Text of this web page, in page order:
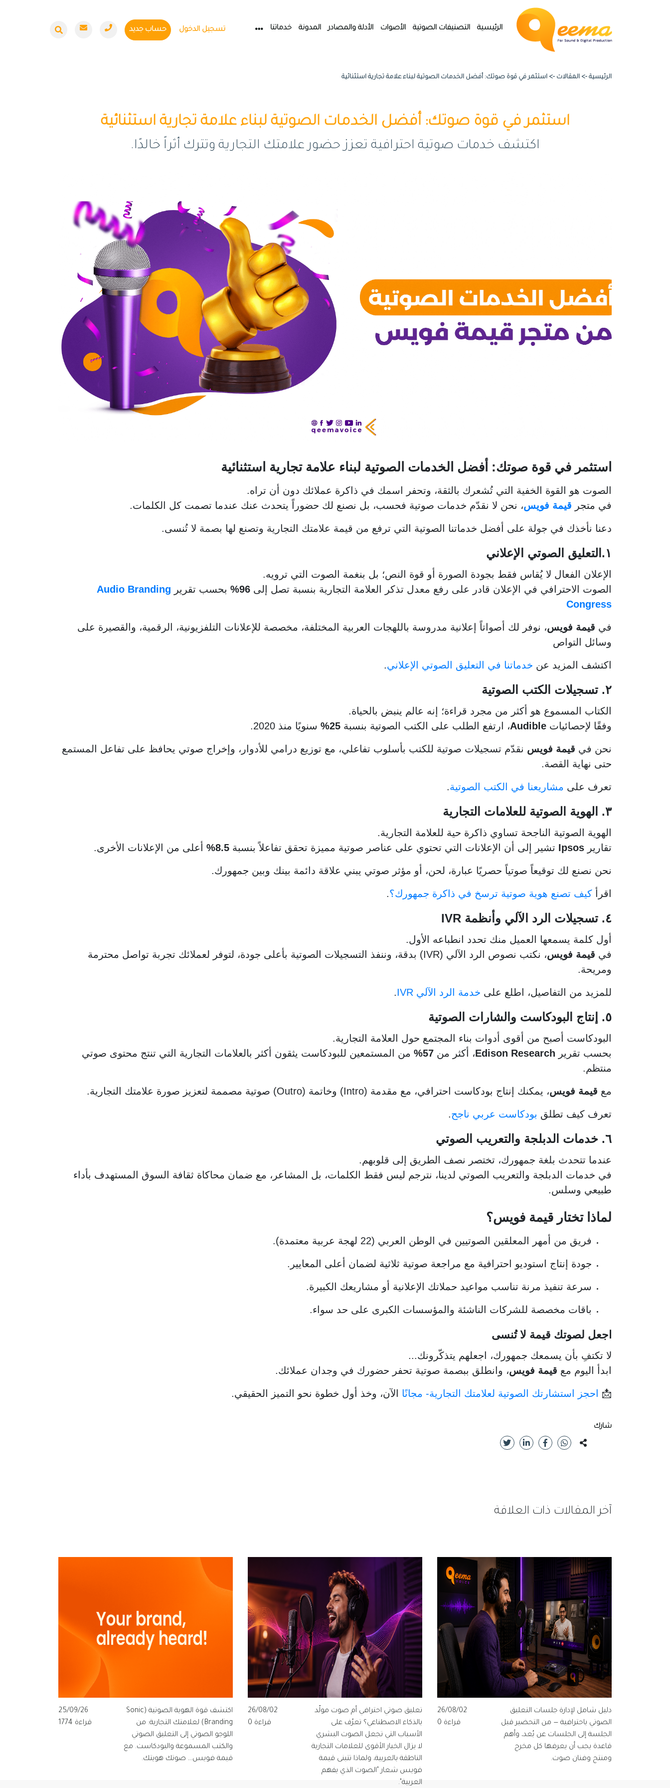
الرئيسية التصنيفات الصوتية الأصوات الأدلة والمصادر المدونة خدماتنا تسجيل الدخول حساب جديد
الرئيسية -> المقالات -> استثمر في قوة صوتك: أفضل الخدمات الصوتية لبناء علامة تجارية استثنائية
استثمر في قوة صوتك: أفضل الخدمات الصوتية لبناء علامة تجارية استثنائية
اكتشف خدمات صوتية احترافية تعزز حضور علامتك التجارية وتترك أثراً خالدًا.
استثمر في قوة صوتك: أفضل الخدمات الصوتية لبناء علامة تجارية استثنائية
الصوت هو القوة الخفية التي تُشعرك بالثقة، وتحفر اسمك في ذاكرة عملائك دون أن تراه.
في متجر قيمة فويس، نحن لا نقدّم خدمات صوتية فحسب، بل نصنع لك حضوراً يتحدث عنك عندما تصمت كل الكلمات.
دعنا نأخذك في جولة على أفضل خدماتنا الصوتية التي ترفع من قيمة علامتك التجارية وتصنع لها بصمة لا تُنسى.
١.التعليق الصوتي الإعلاني
الإعلان الفعال لا يُقاس فقط بجودة الصورة أو قوة النص؛ بل بنغمة الصوت التي ترويه.
الصوت الاحترافي في الإعلان قادر على رفع معدل تذكر العلامة التجارية بنسبة تصل إلى 96% بحسب تقرير Audio Branding
Congress
في قيمة فويس، نوفر لك أصواتاً إعلانية مدروسة باللهجات العربية المختلفة، مخصصة للإعلانات التلفزيونية، الرقمية، والقصيرة على
وسائل التواص
اكتشف المزيد عن خدماتنا في التعليق الصوتي الإعلاني.
٢. تسجيلات الكتب الصوتية
الكتاب المسموع هو أكثر من مجرد قراءة؛ إنه عالم ينبض بالحياة.
وفقًا لإحصائيات Audible، ارتفع الطلب على الكتب الصوتية بنسبة 25% سنويًا منذ 2020.
نحن في قيمة فويس نقدّم تسجيلات صوتية للكتب بأسلوب تفاعلي، مع توزيع درامي للأدوار، وإخراج صوتي يحافظ على تفاعل المستمع
حتى نهاية القصة.
تعرف على مشاريعنا في الكتب الصوتية.
٣. الهوية الصوتية للعلامات التجارية
الهوية الصوتية الناجحة تساوي ذاكرة حية للعلامة التجارية.
تقارير Ipsos تشير إلى أن الإعلانات التي تحتوي على عناصر صوتية مميزة تحقق تفاعلاً بنسبة 8.5% أعلى من الإعلانات الأخرى.
نحن نصنع لك توقيعاً صوتياً حصريًا عبارة، لحن، أو مؤثر صوتي يبني علاقة دائمة بينك وبين جمهورك.
اقرأ كيف تصنع هوية صوتية ترسخ في ذاكرة جمهورك؟.
٤. تسجيلات الرد الآلي وأنظمة IVR
أول كلمة يسمعها العميل منك تحدد انطباعه الأول.
في قيمة فويس
، نكتب نصوص الرد الآلي (IVR) بدقة، وننفذ التسجيلات الصوتية بأعلى جودة، لتوفر لعملائك تجربة تواصل محترمة
ومريحة.
للمزيد من التفاصيل، اطلع على خدمة الرد الآلي IVR .
٥. إنتاج البودكاست والشارات الصوتية
البودكاست أصبح من أقوى أدوات بناء المجتمع حول العلامة التجارية.
بحسب تقرير Edison Research، أكثر من 57%
من المستمعين للبودكاست يثقون أكثر بالعلامات التجارية التي تنتج محتوى صوتي
منتظم.
مع قيمة فويس، يمكنك إنتاج بودكاست احترافي، مع مقدمة (Intro) وخاتمة (Outro) صوتية مصممة لتعزيز صورة علامتك التجارية.
تعرف كيف تطلق بودكاست عربي ناجح.
٦. خدمات الدبلجة والتعريب الصوتي
عندما تتحدث بلغة جمهورك، تختصر نصف الطريق إلى قلوبهم.
في خدمات الدبلجة والتعريب الصوتي لدينا، نترجم ليس فقط الكلمات، بل المشاعر، مع ضمان محاكاة ثقافة السوق المستهدف بأداء
طبيعي وسلس.
لماذا تختار قيمة فويس؟
فريق من أمهر المعلقين الصوتيين في الوطن العربي (22 لهجة عربية معتمدة).
جودة إنتاج استوديو احترافية مع مراجعة صوتية ثلاثية لضمان أعلى المعايير.
سرعة تنفيذ مرنة تناسب مواعيد حملاتك الإعلانية أو مشاريعك الكبيرة.
باقات مخصصة للشركات الناشئة والمؤسسات الكبرى على حد سواء.
اجعل لصوتك قيمة لا تُنسى
لا تكتفِ بأن يسمعك جمهورك، اجعلهم يتذكّرونك...
ابدأ اليوم مع قيمة فويس، وانطلق ببصمة صوتية تحفر حضورك في وجدان عملائك.
📩 احجز استشارتك الصوتية لعلامتك التجارية- مجانًا الآن، وخذ أول خطوة نحو التميز الحقيقي.
شارك
آخر المقالات ذات العلاقة
دليل شامل لإدارة جلسات التعليق
الصوتي باحترافية — من التحضير قبل
الجلسة إلى الجلسات عن بُعد، وأهم
قاعدة يجب أن يعرفها كل مخرج
ومنتج وفنان صوت.
26/08/02
قراءة 0
تعليق صوتي احترافي أم صوت مولّد
بالذكاء الاصطناعي؟ تعرّف على
الأسباب التي تجعل الصوت البشري
لا يزال الخيار الأقوى للعلامات التجارية
الناطقة بالعربية، ولماذا تتبنى قيمة
فويس شعار "الصوت الذي يفهم
العربية".
26/08/02
قراءة 0
اكتشف قوة الهوية الصوتية (Sonic
Branding) لعلامتك التجارية: من
اللوجو الصوتي إلى التعليق الصوتي
والكتب المسموعة والبودكاست. مع
قيمة فويس… صوتك هويتك.
25/09/26
قراءة 1774